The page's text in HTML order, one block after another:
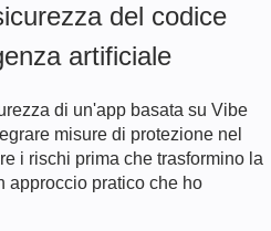
del codice
artificiale
di un'app basata su Vibe
misure di protezione nel
i rischi prima che trasformino la
approccio pratico che ho